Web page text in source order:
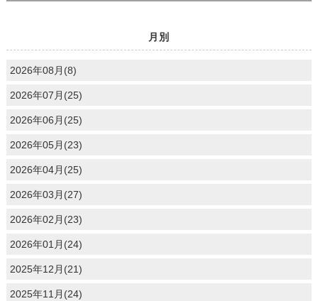
月別
2026年08月(8)
2026年07月(25)
2026年06月(25)
2026年05月(23)
2026年04月(25)
2026年03月(27)
2026年02月(23)
2026年01月(24)
2025年12月(21)
2025年11月(24)